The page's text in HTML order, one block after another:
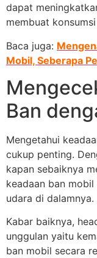
dapat
membuat
Baca juga:
Mobil, Seberapa
Ban
Mengetahui
cukup penting.
kapan sebaiknya
keadaan ban
udara di dalamnya.
Kabar baiknya,
unggulan yaitu
ban mobil secara